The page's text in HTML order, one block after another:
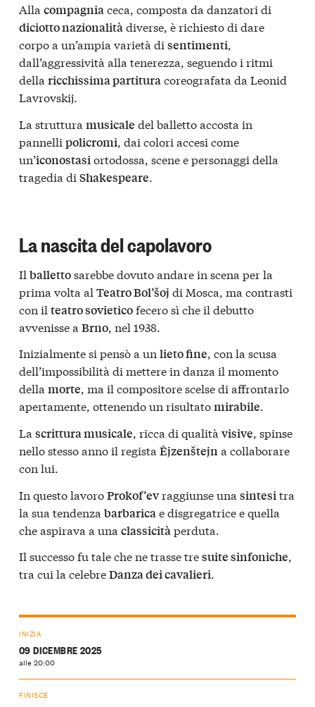
Alla compagniaceca, composta da danzatori di
diciotto nazionalitàdiverse, è richiesto di dare
corpo a un’ampia varietà di sentimenti,
dall’aggressività alla tenerezza, seguendo i ritmi
della ricchissima partituracoreografata da Leonid
Lavrovskij.
La struttura musicale del balletto accosta in
pannelli policromi, dai colori accesi come
un’iconostasiortodossa, scene e personaggi della
tragedia di Shakespeare.
La nascita del capolavoro
Il ballettosarebbe dovuto andare in scena per la
prima volta al Teatro Bol’šoj di Mosca, ma contrasti
con il teatro sovieticofecero sì che il debutto
avvenisse a Brno, nel 1938.
Inizialmente si pensò a un lieto fine, con la scusa
dell’impossibilità di mettere in danza il momento
della morte, ma il compositore scelse di affrontarlo
apertamente, ottenendo un risultatomirabile.
La scrittura musicale, ricca di qualità visive, spinse
nello stesso anno il regista Ėjzenštejna collaborare
con lui.
In questo lavoroProkof’evraggiunse una sintesi tra
la sua tendenza barbarica e disgregatrice e quella
che aspirava a una classicità perduta.
Il successo fu tale che ne trasse tresuite sinfoniche,
tra cui la celebreDanza dei cavalieri.
INIZIA
09 DICEMBRE 2025
alle 20:00
FINISCE